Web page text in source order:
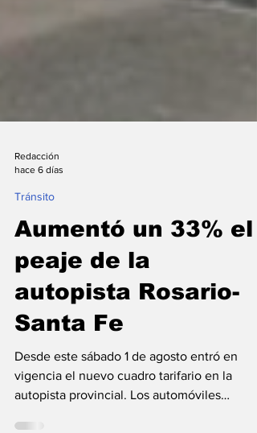
hace 6 días
Tránsito
Aumentó un 33% el
peaje de la
autopista Rosario-
Santa Fe
Desde este sábado 1 de agosto entró en
vigencia el nuevo cuadro tarifario en la
autopista provincial. Los automóviles